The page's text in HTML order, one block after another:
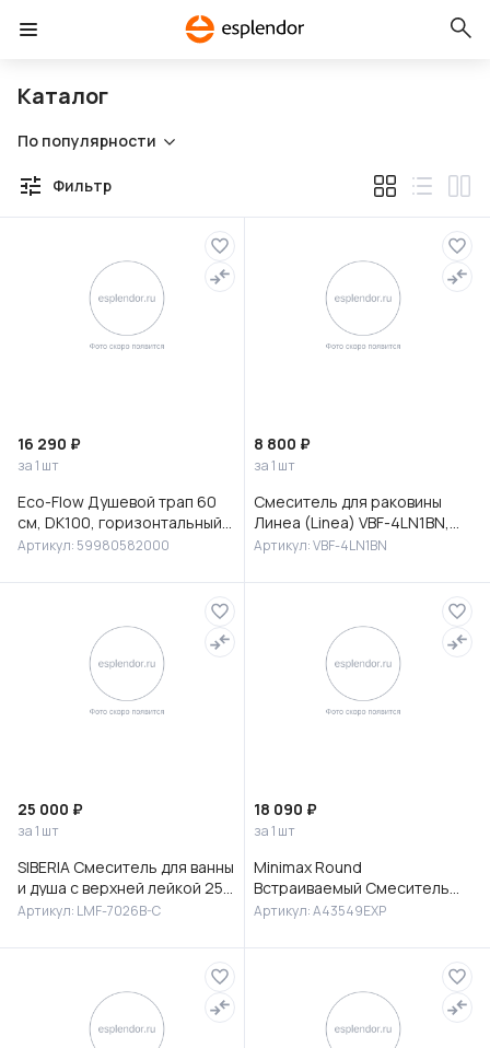
Каталог
По популярности
Фильтр
16 290 ₽
за 1 шт
Eco-Flow Душевой трап 60
см, DK100, горизонтальный
сифон 60 мм, матовый
Артикул: 59980582000
8 800 ₽
за 1 шт
Смеситель для раковины
Линеа (Linea) VBF-4LN1BN,
брашированный никель
Артикул: VBF-4LN1BN
25 000 ₽
за 1 шт
SIBERIA Смеситель для ванны
и душа с верхней лейкой 25
см, с изливом, латунь, хром,
Артикул: LMF-7026B-C
18 090 ₽
за 1 шт
Minimax Round
Встраиваемый Смеситель
для раковины, хром,
Артикул: A43549EXP